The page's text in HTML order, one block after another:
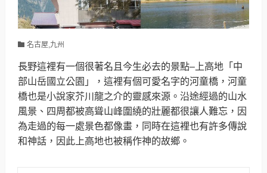
名古屋,九州
長野這裡有一個很著名且今生必去的景點–上高地「中
部山岳國立公園」，這裡有個可愛名字的河童橋，河童
橋也是小說家芥川龍之介的靈感來源。沿途經過的山水
風景、四周都被高聳山峰圍繞的壯麗都很讓人難忘，因
為走過的每一處景色都像畫，同時在這裡也有許多傳說
和神話，因此上高地也被稱作神的故鄉。